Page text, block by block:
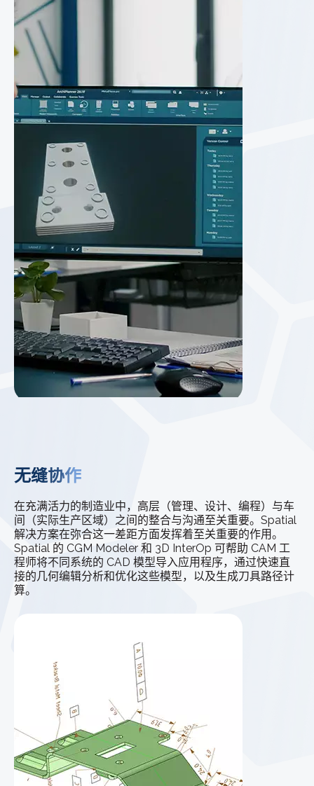
无缝协作
在充满活力的制造业中，高层（管理、设计、编程）与车
间（实际生产区域）之间的整合与沟通至关重要。Spatial
解决方案在弥合这一差距方面发挥着至关重要的作用。
Spatial 的 CGM Modeler 和 3D InterOp 可帮助 CAM 工
程师将不同系统的 CAD 模型导入应用程序，通过快速直
接的几何编辑分析和优化这些模型，以及生成刀具路径计
算。